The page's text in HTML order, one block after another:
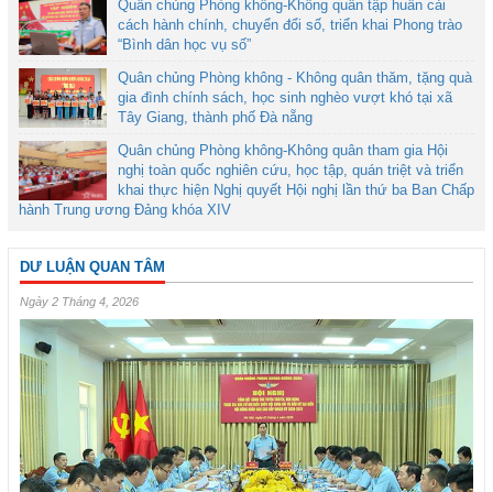
Quân chủng Phòng không-Không quân tập huấn cải
cách hành chính, chuyển đổi số, triển khai Phong trào
“Bình dân học vụ số”
Quân chủng Phòng không - Không quân thăm, tặng quà
gia đình chính sách, học sinh nghèo vượt khó tại xã
Tây Giang, thành phố Đà nẵng
Quân chủng Phòng không-Không quân tham gia Hội
nghị toàn quốc nghiên cứu, học tập, quán triệt và triển
khai thực hiện Nghị quyết Hội nghị lần thứ ba Ban Chấp
hành Trung ương Đảng khóa XIV
DƯ LUẬN QUAN TÂM
Ngày 2 Tháng 4, 2026